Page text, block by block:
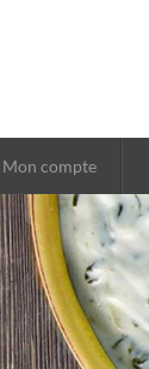
Mon compte